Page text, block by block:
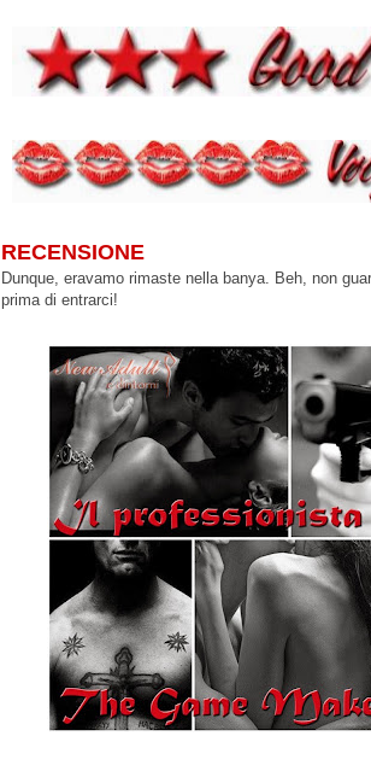
RECENSIONE
Dunque, eravamo rimaste nella banya. Beh, non
prima di entrarci!